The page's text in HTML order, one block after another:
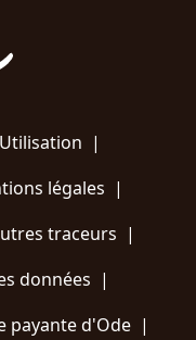
|
légales |
traceurs |
données |
payante d'Ode |